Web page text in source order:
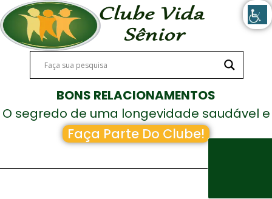
BONS RELACIONAMENTOS
O segredo de uma longevidade saudável e
feliz!
Faça Parte Do Clube!